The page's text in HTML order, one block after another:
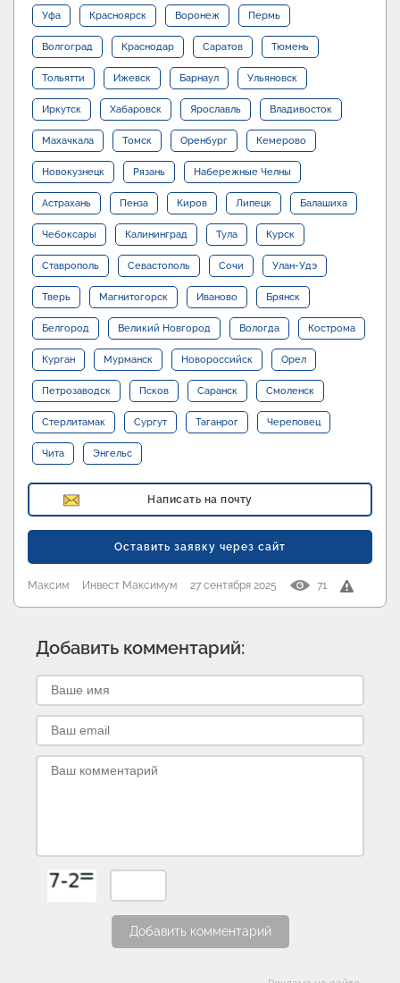
Уфа Красноярск Воронеж Пермь
Волгоград Краснодар Саратов Тюмень
Тольятти Ижевск Барнаул Ульяновск
Иркутск Хабаровск Ярославль Владивосток
Махачкала Томск Оренбург Кемерово
Новокузнецк Рязань Набережные Челны
Астрахань Пенза Киров Липецк Балашиха
Чебоксары Калининград Тула Курск
Ставрополь Севастополь Сочи Улан-Удэ
Тверь Магнитогорск Иваново Брянск
Белгород Великий Новгород Вологда Кострома
Курган Мурманск Новороссийск Орел
Петрозаводск Псков Саранск Смоленск
Стерлитамак Сургут Таганрог Череповец
Чита Энгельс
Написать на почту
Оставить заявку через сайт
Максим Инвест Максимум 27 сентября 2025 71
Добавить комментарий:
Добавить комментарий